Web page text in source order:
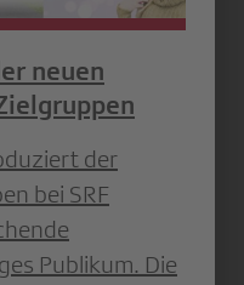
neuen
der
bei SRF
Publikum. Die